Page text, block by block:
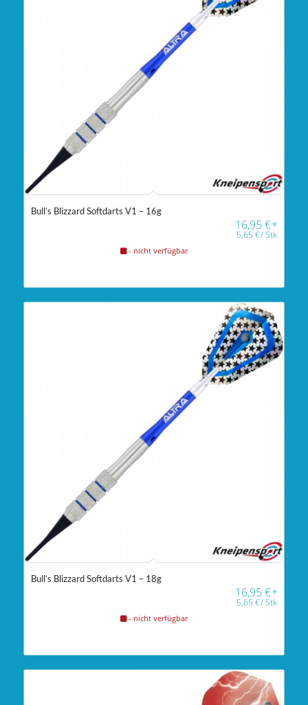
Bull’s Blizzard Softdarts V1 – 16g
16,95€*
5,65€/Stk
- nicht verfügbar
Bull’s Blizzard Softdarts V1 – 18g
16,95€*
5,65€/Stk
- nicht verfügbar